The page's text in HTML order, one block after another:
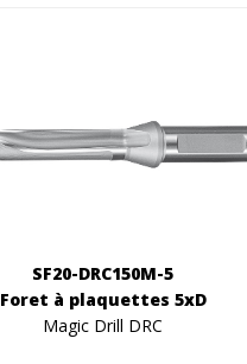
SF20-DRC150M-5
Foret à plaquettes 5xD
Magic Drill DRC